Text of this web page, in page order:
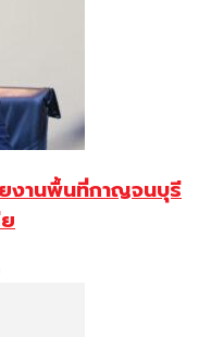
งานพื้นที่กาญจนบุรี